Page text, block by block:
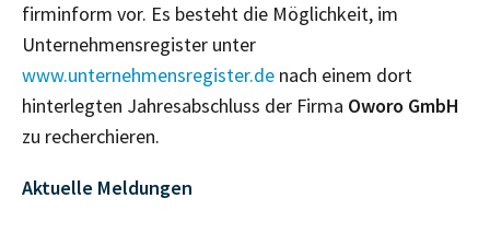
firminform vor. Es besteht die Möglichkeit, im
Unternehmensregister unter
www.unternehmensregister.de nach einem dort
hinterlegten Jahresabschluss der Firma Oworo GmbH
zu recherchieren.
Aktuelle Meldungen